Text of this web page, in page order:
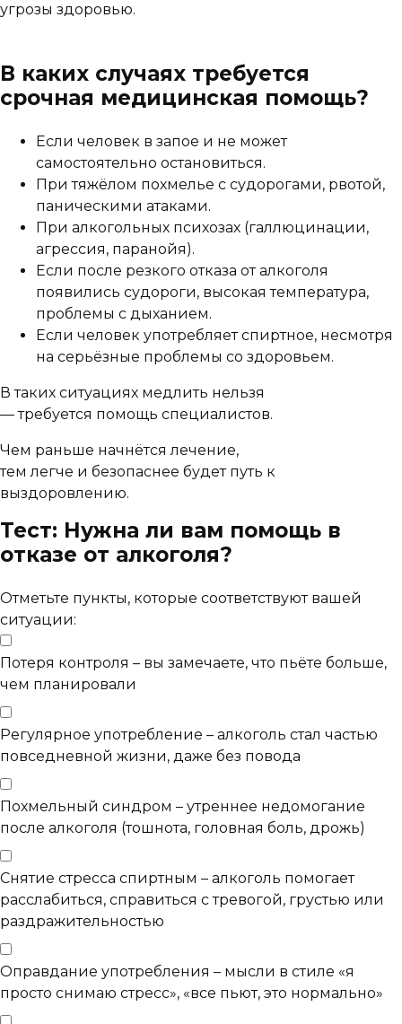
угрозы здоровью.
В каких случаях требуется
срочная медицинская помощь?
Если человек в запое и не может
самостоятельно остановиться.
При тяжёлом похмелье с судорогами, рвотой,
паническими атаками.
При алкогольных психозах (галлюцинации,
агрессия, паранойя).
Если после резкого отказа от алкоголя
появились судороги, высокая температура,
проблемы с дыханием.
Если человек употребляет спиртное, несмотря
на серьёзные проблемы со здоровьем.
В таких ситуациях медлить нельзя
— требуется помощь специалистов.
Чем раньше начнётся лечение,
тем легче и безопаснее будет путь к
выздоровлению.
Тест: Нужна ли вам помощь в
отказе от алкоголя?
Отметьте пункты, которые соответствуют вашей
ситуации:
Потеря контроля – вы замечаете, что пьёте больше,
чем планировали
Регулярное употребление – алкоголь стал частью
повседневной жизни, даже без повода
Похмельный синдром – утреннее недомогание
после алкоголя (тошнота, головная боль, дрожь)
Снятие стресса спиртным – алкоголь помогает
расслабиться, справиться с тревогой, грустью или
раздражительностью
Оправдание употребления – мысли в стиле «я
просто снимаю стресс», «все пьют, это нормально»